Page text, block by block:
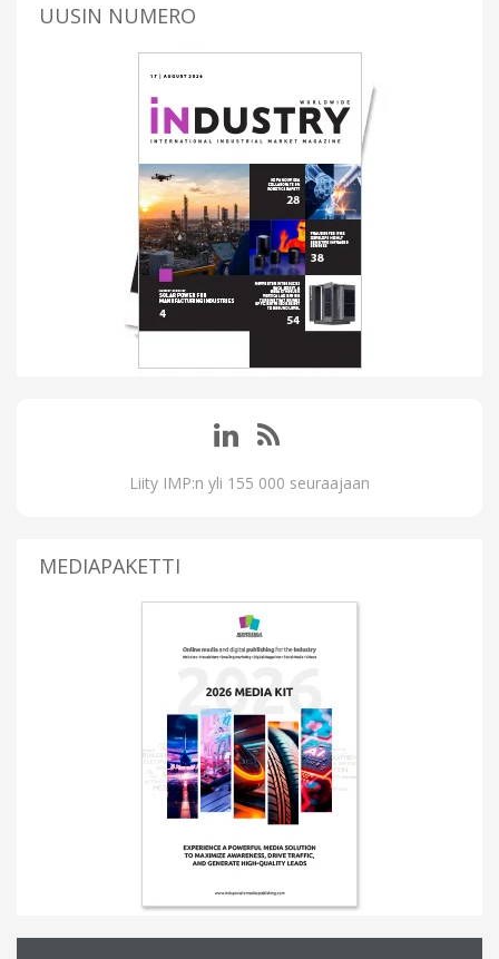
UUSIN NUMERO
Liity IMP:n yli 155 000 seuraajaan
MEDIAPAKETTI